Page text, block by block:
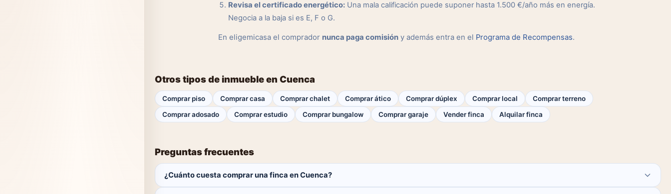
Revisa el certificado energético: Una mala calificación puede suponer hasta 1.500 €/año más en energía.
Negocia a la baja si es E, F o G.
En eligemicasa el comprador nunca paga comisión y además entra en el Programa de Recompensas.
Otros tipos de inmueble en Cuenca
Comprar piso Comprar casa Comprar chalet Comprar ático Comprar dúplex Comprar local
Comprar terreno
Comprar adosado
Comprar estudio Comprar bungalow Comprar garaje Vender finca Alquilar finca
Preguntas frecuentes
¿Cuánto cuesta comprar una finca en Cuenca?